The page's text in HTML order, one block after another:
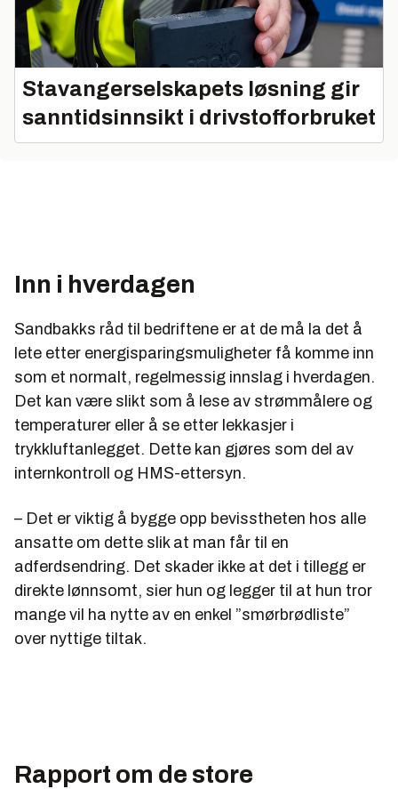
Stavangerselskapets løsning gir
sanntidsinnsikt i drivstofforbruket
Inn i hverdagen
Sandbakks råd til bedriftene er at de må la det å
lete etter energisparingsmuligheter få komme inn
som et normalt, regelmessig innslag i hverdagen.
Det kan være slikt som å lese av strømmålere og
temperaturer eller å se etter lekkasjer i
trykkluftanlegget. Dette kan gjøres som del av
internkontroll og HMS-ettersyn.
– Det er viktig å bygge opp bevisstheten hos alle
ansatte om dette slik at man får til en
adferdsendring. Det skader ikke at det i tillegg er
direkte lønnsomt, sier hun og legger til at hun tror
mange vil ha nytte av en enkel ”smørbrødliste”
over nyttige tiltak.
Rapport om de store